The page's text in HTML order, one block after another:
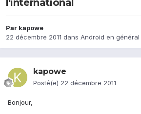
l'international
Par kapowe
22 décembre 2011 dans Android en
kapowe
Posté(e) 22 décembre 2011
Bonjour,